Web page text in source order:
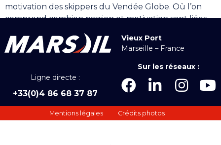
motivation des skippers du Vendée Globe. Où l’on
comprend combien passion et motivation sont liées.
Vieux Port
Marseille – France
Ligne directe :
+33(0)4 86 68 37 87
Sur les réseaux :
Mentions légales Crédits photos